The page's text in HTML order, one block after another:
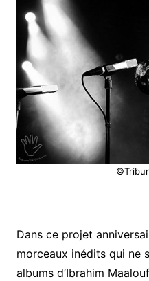
Dans ce projet
morceaux inédits qui ne
albums d’Ibrahim